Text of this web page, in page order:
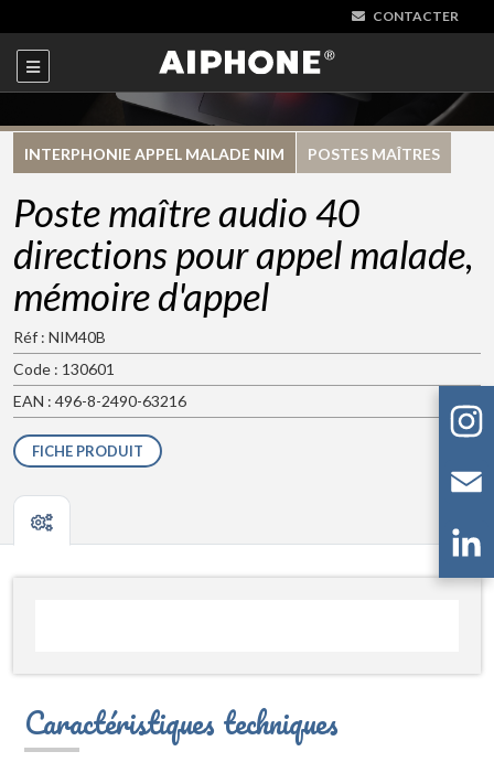
CONTACTER
INTERPHONIE APPEL MALADE NIM POSTES MAÎTRES
Poste maître audio 40
directions pour appel malade,
mémoire d'appel
Réf : NIM40B
Code : 130601
EAN : 496-8-2490-63216
FICHE PRODUIT
Caractéristiques techniques